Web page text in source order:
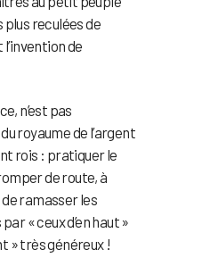
plus reculées de
de
n’est pas
royaume de l’argent
rois : pratiquer le
de route, à
ramasser les
« ceux d’en haut »
» très généreux !